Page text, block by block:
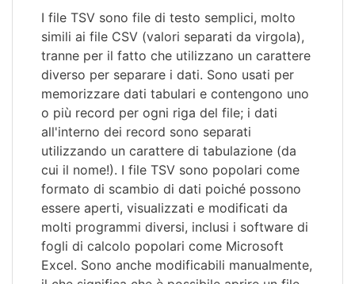
I file TSV sono file di testo semplici, molto
simili ai file CSV (valori separati da virgola),
tranne per il fatto che utilizzano un carattere
diverso per separare i dati. Sono usati per
memorizzare dati tabulari e contengono uno
o più record per ogni riga del file; i dati
all'interno dei record sono separati
utilizzando un carattere di tabulazione (da
cui il nome!). I file TSV sono popolari come
formato di scambio di dati poiché possono
essere aperti, visualizzati e modificati da
molti programmi diversi, inclusi i software di
fogli di calcolo popolari come Microsoft
Excel. Sono anche modificabili manualmente,